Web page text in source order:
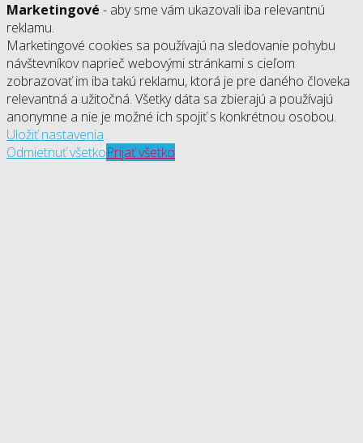
Marketingové - aby sme vám ukazovali iba relevantnú
reklamu.
Marketingové cookies sa používajú na sledovanie pohybu
návštevníkov naprieč webovými stránkami s cieľom
zobrazovať im iba takú reklamu, ktorá je pre daného človeka
relevantná a užitočná. Všetky dáta sa zbierajú a používajú
anonymne a nie je možné ich spojiť s konkrétnou osobou.
Uložiť nastavenia
Odmietnuť všetkoPrijať všetko